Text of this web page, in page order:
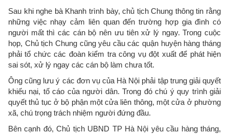
Sau khi nghe bà Khanh trình bày, chủ tịch Chung thông tin rằng
những việc nhạy cảm liên quan đến trường hợp gia đình có
người mất thì các cán bộ nên ưu tiên xử lý ngay. Trong cuộc
họp, Chủ tịch Chung cũng yêu cầu các quận huyện hàng tháng
phải tổ chức các đoàn kiểm tra công vụ đột xuất để phát hiện
sai sót, xử lý ngay các cán bộ làm chưa tốt.
Ông cũng lưu ý các đơn vụ của Hà Nội phải tập trung giải quyết
khiếu nại, tố cáo của người dân. Trong đó chú ý quy trình giải
quyết thủ tục ở bộ phận một cửa liên thông, một cửa ở phường
xã, chú trọng trách nhiệm người đứng đầu.
Bên cạnh đó, Chủ tịch UBND TP Hà Nội yêu cầu hàng tháng,